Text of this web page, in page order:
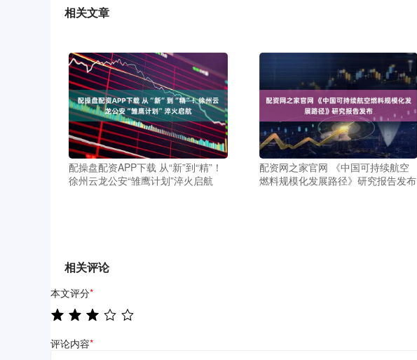
相关文章
配操盘配资APP下载 从“新”到“精”！
徐州云龙公安“雏鹰计划”淬火启航
配资网之家官网 《中国可持续航空
燃料规模化发展路径》研究报告发布
相关评论
本文评分*
评论内容*